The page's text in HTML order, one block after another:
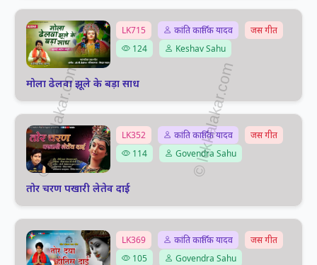
LK715 कांति कार्तिक यादव
जस गीत
124
Keshav Sahu
मोला ढेलवा झूले के बड़ा साध
LK352 कांति कार्तिक यादव
जस गीत
114
Govendra Sahu
तोर चरण पखारी लेतेव दाई
LK369 कांति कार्तिक यादव
जस गीत
105
Govendra Sahu